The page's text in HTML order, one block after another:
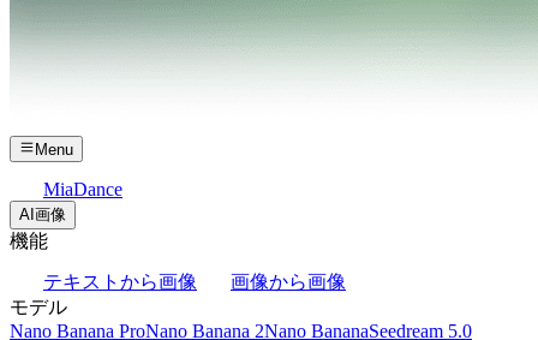
Menu
MiaDance
AI画像
機能
テキストから画像
画像から画像
モデル
Nano Banana ProNano Banana 2Nano BananaSeedream 5.0